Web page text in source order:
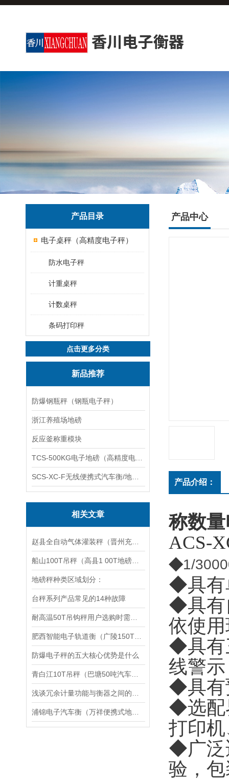
产品目录
电子桌秤（高精度电子秤）
防水电子秤
计重桌秤
计数桌秤
条码打印秤
点击更多分类
新品推荐
防爆钢瓶秤（钢瓶电子秤）
浙江养殖场地磅
反应釜称重模块
相关文章
地磅秤种类区域划分：
台秤系列产品常见的14种故障
防爆电子秤的五大核心优势是什么
产品中心
产品介绍：
称数
ACS-
◆1/
◆具有
◆具有
依使
◆具有
线警
◆具有
◆选配
打印
◆广泛
验，